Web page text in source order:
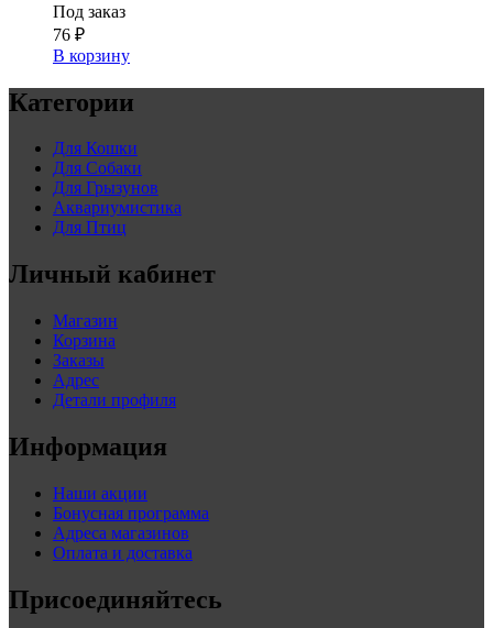
Под заказ
76 ₽
В корзину
Категории
Для Кошки
Для Собаки
Для Грызунов
Аквариумистика
Для Птиц
Личный кабинет
Магазин
Корзина
Заказы
Адрес
Детали профиля
Информация
Наши акции
Бонусная программа
Адреса магазинов
Оплата и доставка
Присоединяйтесь